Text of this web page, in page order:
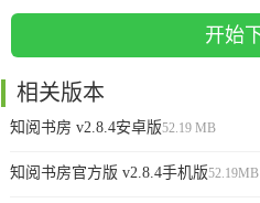
开始
相关版本
知阅书房 v2.8.4安卓版52.19 MB
知阅书房官方版 v2.8.4手机版52.19MB